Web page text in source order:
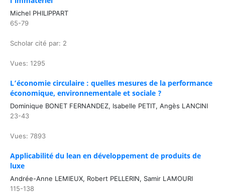
Michel PHILIPPART
65-79
Scholar cité par: 2
Vues: 1295
L’économie circulaire : quelles mesures de la performance
économique, environnementale et sociale ?
Dominique BONET FERNANDEZ, Isabelle PETIT, Angès LANCINI
23-43
Vues: 7893
Applicabilité du lean en développement de produits de
luxe
Andrée-Anne LEMIEUX, Robert PELLERIN, Samir LAMOURI
115-138